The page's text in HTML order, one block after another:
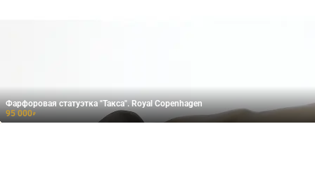
Фарфоровая статуэтка "Такса". Royal Copenhagen
95 000₽